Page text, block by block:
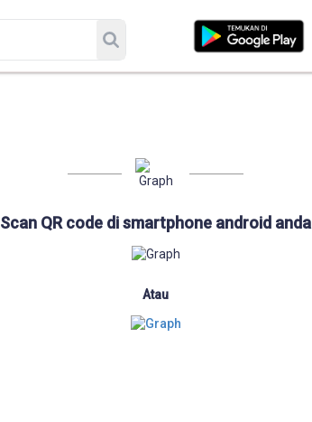
Scan QR code di smartphone android anda
Atau